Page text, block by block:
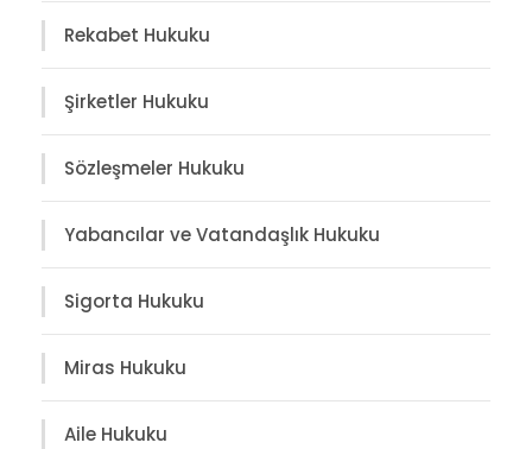
Rekabet Hukuku
Şirketler Hukuku
Sözleşmeler Hukuku
Yabancılar ve Vatandaşlık Hukuku
Sigorta Hukuku
Miras Hukuku
Aile Hukuku